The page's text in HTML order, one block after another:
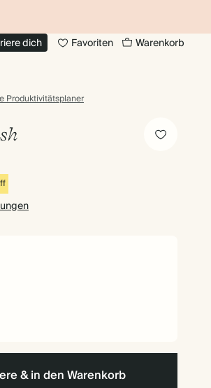
dich Favoriten Warenkorb
Produktivitätsplaner
& in den Warenkorb